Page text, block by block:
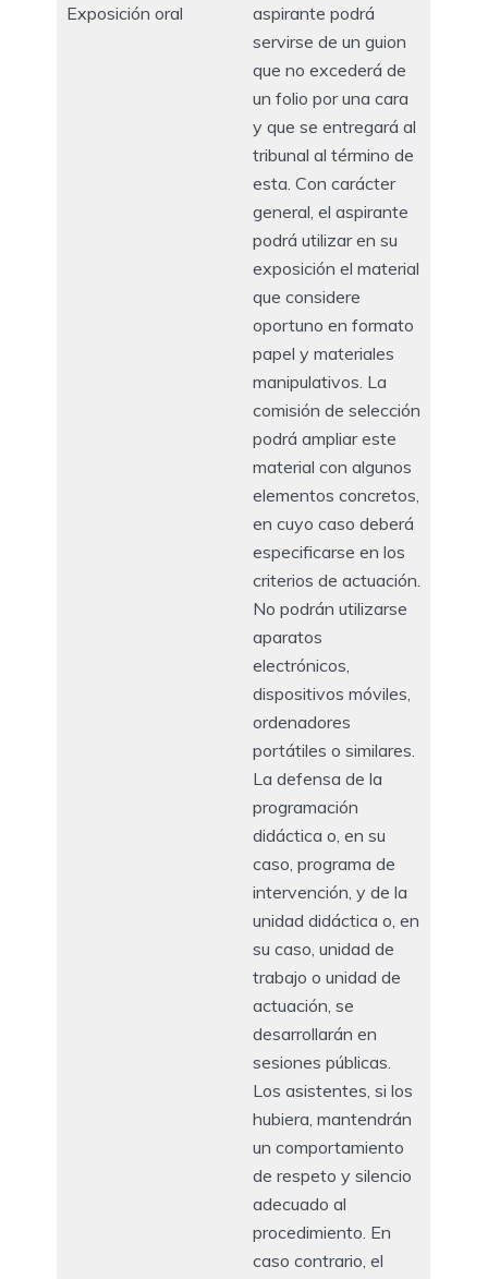
Exposición oral
aspirante podrá
servirse de un guion
que no excederá de
un folio por una cara
y que se entregará al
tribunal al término de
esta. Con carácter
general, el aspirante
podrá utilizar en su
exposición el material
que considere
oportuno en formato
papel y materiales
manipulativos. La
comisión de selección
podrá ampliar este
material con algunos
elementos concretos,
en cuyo caso deberá
especificarse en los
criterios de actuación.
No podrán utilizarse
aparatos
electrónicos,
dispositivos móviles,
ordenadores
portátiles o similares.
La defensa de la
programación
didáctica o, en su
caso, programa de
intervención, y de la
unidad didáctica o, en
su caso, unidad de
trabajo o unidad de
actuación, se
desarrollarán en
sesiones públicas.
Los asistentes, si los
hubiera, mantendrán
un comportamiento
de respeto y silencio
adecuado al
procedimiento. En
caso contrario, el